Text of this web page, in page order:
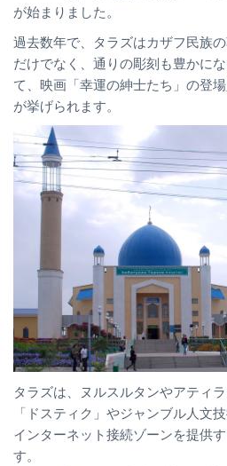
が始まりました。
過去数年で、タラズはカザフ民族
だけでなく、通りの彫刻も豊かに
て、映画「幸運の紳士たち」の登
が挙げられます。
タラズは、ヌルスルタンやアティ
「ドスティク」やジャンブル人文
インターネット接続ゾーンを提供
す。